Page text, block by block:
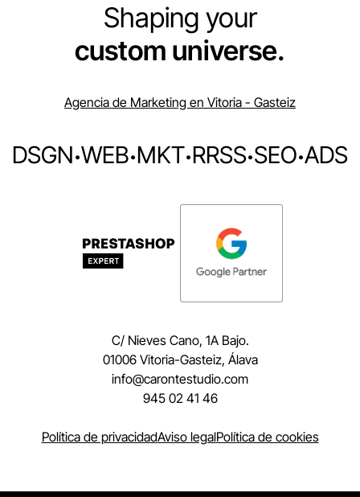
Shaping your
custom universe.
Agencia de Marketing en Vitoria - Gasteiz
DSGN·WEB·MKT·RRSS·SEO·ADS
C/ Nieves Cano, 1A Bajo.
01006 Vitoria-Gasteiz, Álava
moc.oidutsetnorac@ofni
945 02 41 46
Política de privacidadAviso legalPolítica de cookies